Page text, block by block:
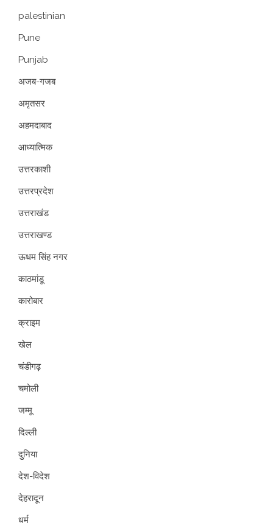
palestinian
Pune
Punjab
अजब-गजब
अमृतसर
अहमदाबाद
आध्यात्मिक
उत्तरकाशी
उत्तरप्रदेश
उत्तराखंड
उत्तराखण्ड
ऊधम सिंह नगर
काठमांडू
कारोबार
क्राइम
खेल
चंडीगढ़
चमोली
जम्मू
दिल्ली
दुनिया
देश-विदेश
देहरादून
धर्म